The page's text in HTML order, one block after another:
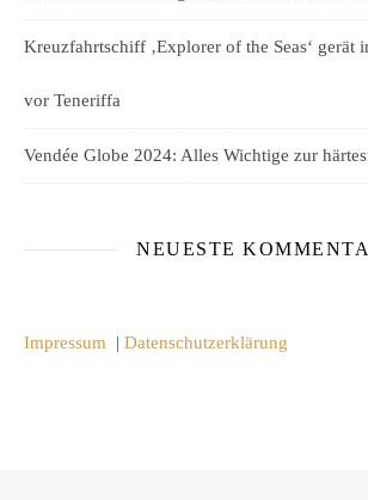
Kreuzfahrtschiff ‚Explorer of the Seas‘ gerät
vor Teneriffa
Vendée Globe 2024: Alles Wichtige zur
NEUESTE
Impressum | Datenschutzerklärung